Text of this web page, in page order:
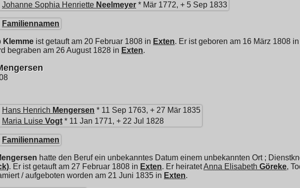
Johanne Sophia Henriette Neelmeyer * Mär 1772, + 5 Sep 1833
Familiennamen
Klemme ist getauft am 20 Februar 1808 in Exten. Er ist geboren am 16 März 1808 in
begraben am 26 August 1828 in Exten.
Hans Henrich Mengersen * 11 Sep 1763, + 27 Mär 1835
Maria Luise Vogt * 11 Jan 1771, + 22 Jul 1828
Familiennamen
hatte den Beruf ein unbekanntes Datum einem unbekannten Ort ;
. Er ist getauft am 27 Februar 1808 in Exten. Er heiratetAnna Elisabeth Göreke,
/ aufgeboten worden am 21 Juni 1835 in Exten.